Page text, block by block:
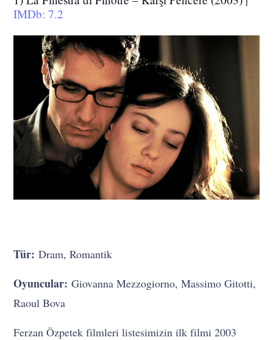
IMDb: 7.2
Tür:Dram, Romantik
Oyuncular:Giovanna Mezzogiorno, Massimo Gitotti,
Raoul Bova
Ferzan Özpetek filmleri listesimizin ilk filmi 2003